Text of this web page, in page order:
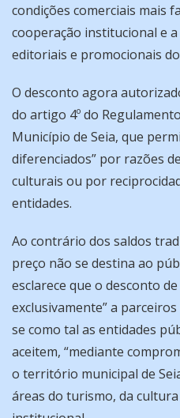
condições comerciais mais
cooperação institucional e
editoriais e promocionais
O desconto agora
do artigo 4º do
Município de Seia, que
diferenciados” por razões
culturais ou por
entidades.
Ao contrário dos saldos
preço não se destina ao
esclarece que o desconto
exclusivamente” a
se como tal as entidades
aceitem, “mediante
o território municipal de
áreas do turismo, da